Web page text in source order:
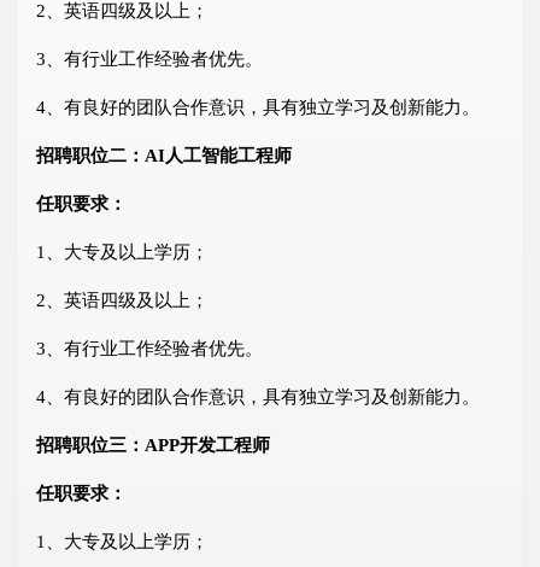
2、英语四级及以上；
3、有行业工作经验者优先。
4、有良好的团队合作意识，具有独立学习及创新能力。
招聘职位二：AI人工智能工程师
任职要求：
1、大专及以上学历；
2、英语四级及以上；
3、有行业工作经验者优先。
4、有良好的团队合作意识，具有独立学习及创新能力。
招聘职位三：APP开发工程师
任职要求：
1、大专及以上学历；